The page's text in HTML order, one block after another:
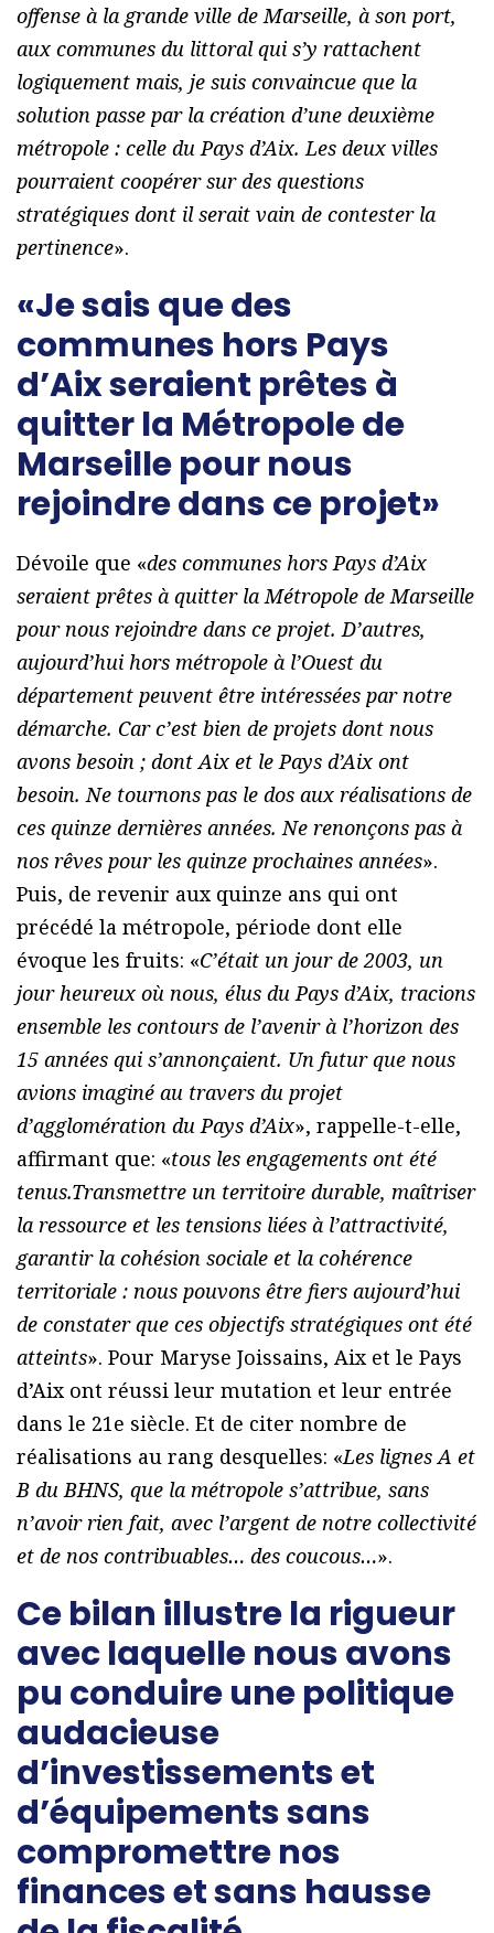
offense à la grande ville de Marseille, à son port,
aux communes du littoral qui s’y rattachent
logiquement mais, je suis convaincue que la
solution passe par la création d’une deuxième
métropole : celle du Pays d’Aix. Les deux villes
pourraient coopérer sur des questions
stratégiques dont il serait vain de contester la
pertinence».
«Je sais que des
communes hors Pays
d’Aix seraient prêtes à
quitter la Métropole de
Marseille pour nous
rejoindre dans ce projet»
Dévoile que «des communes hors Pays d’Aix
seraient prêtes à quitter la Métropole de Marseille
pour nous rejoindre dans ce projet. D’autres,
aujourd’hui hors métropole à l’Ouest du
département peuvent être intéressées par notre
démarche. Car c’est bien de projets dont nous
avons besoin ; dont Aix et le Pays d’Aix ont
besoin. Ne tournons pas le dos aux réalisations de
ces quinze dernières années. Ne renonçons pas à
nos rêves pour les quinze prochaines années».
Puis, de revenir aux quinze ans qui ont
précédé la métropole, période dont elle
évoque les fruits: «C’était un jour de 2003, un
jour heureux où nous, élus du Pays d’Aix, tracions
ensemble les contours de l’avenir à l’horizon des
15 années qui s’annonçaient. Un futur que nous
avions imaginé au travers du projet
d’agglomération du Pays d’Aix», rappelle-t-elle,
affirmant que: «tous les engagements ont été
tenus.Transmettre un territoire durable, maîtriser
la ressource et les tensions liées à l’attractivité,
garantir la cohésion sociale et la cohérence
territoriale : nous pouvons être fiers aujourd’hui
de constater que ces objectifs stratégiques ont été
atteints». Pour Maryse Joissains, Aix et le Pays
d’Aix ont réussi leur mutation et leur entrée
dans le 21e siècle. Et de citer nombre de
réalisations au rang desquelles: «Les lignes A et
B du BHNS, que la métropole s’attribue, sans
n’avoir rien fait, avec l’argent de notre collectivité
et de nos contribuables… des coucous…».
Ce bilan illustre la rigueur
avec laquelle nous avons
pu conduire une politique
audacieuse
d’investissements et
d’équipements sans
compromettre nos
finances et sans hausse